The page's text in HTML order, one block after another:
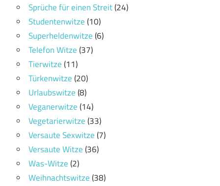
Sprüche für einen Streit(24)
Studentenwitze(10)
Superheldenwitze(6)
Telefon Witze(37)
Tierwitze(11)
Türkenwitze(20)
Urlaubswitze(8)
Veganerwitze(14)
Vegetarierwitze(33)
Versaute Sexwitze(7)
Versaute Witze(36)
Was-Witze(2)
Weihnachtswitze(38)